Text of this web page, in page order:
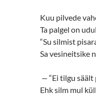
Kuu pilvede
Ta palgel on
“Su silmist
Sa vesineitsike
— “Ei tilgu
Ehk silm mul